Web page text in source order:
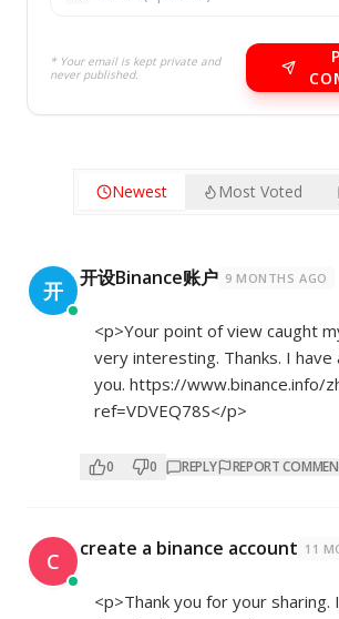
* Your email is kept private and
never published.
Newest Most Voted
开 开设Binance账户 9 MONTHS AGO
<p>Your point of view caught
very interesting. Thanks. I
you. https://www.binance.info/
ref=VDVEQ78S</p>
0 0 REPLY REPORT
C create a binance account 11
<p>Thank you for your sharing.